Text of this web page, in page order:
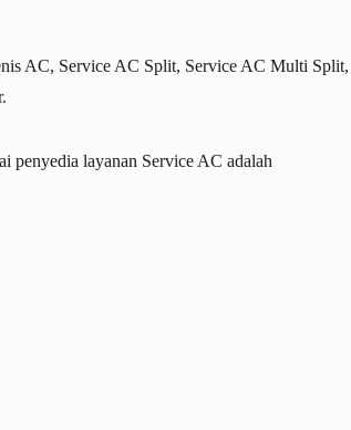
AC, Service AC Split, Service AC Multi Split,
.
penyedia layanan Service AC adalah